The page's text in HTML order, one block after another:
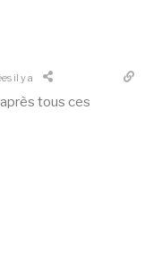
il y a
tous ces